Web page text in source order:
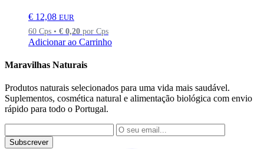
€ 12,08 EUR
60 Cps • € 0,20 por Cps
Adicionar ao Carrinho
Maravilhas Naturais
Produtos naturais selecionados para uma vida mais saudável.
Suplementos, cosmética natural e alimentação biológica com envio
rápido para todo o Portugal.
Subscrever